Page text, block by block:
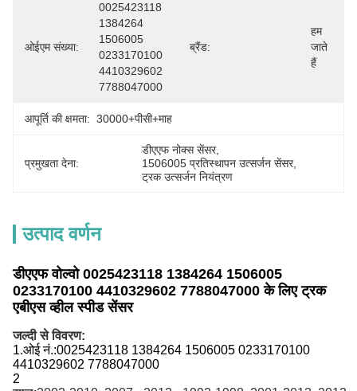
ओईएम संख्या:
0025423118
1384264
1506005
0233170100
4410329602
7788047000
ब्रैंड:
हम
जाते
हैं
आपूर्ति की क्षमता: 30000+पीसी+माह
प्रमुखता देना:
डीएएफ नोक्स सेंसर,
1506005 प्रतिस्थापन उत्सर्जन सेंसर,
ट्रक उत्सर्जन नियंत्रण
उत्पाद वर्णन
डीएएफ वोल्वो 0025423118 1384264 1506005
0233170100 4410329602 7788047000 के लिए ट्रक
एबीएस व्हील स्पीड सेंसर
जल्दी से विवरण:
1.ओई नं.:0025423118 1384264 1506005 0233170100
4410329602 7788047000
2